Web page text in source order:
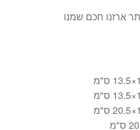
ארזנו חכם שמנו